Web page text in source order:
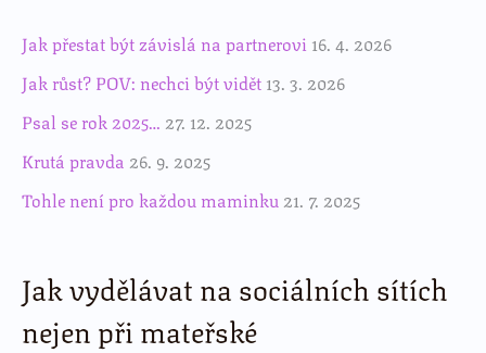
Jak přestat být závislá na partnerovi 16. 4. 2026
Jak růst? POV: nechci být vidět 13. 3. 2026
Psal se rok 2025… 27. 12. 2025
Krutá pravda 26. 9. 2025
Tohle není pro každou maminku 21. 7. 2025
Jak vydělávat na sociálních sítích
nejen při mateřské